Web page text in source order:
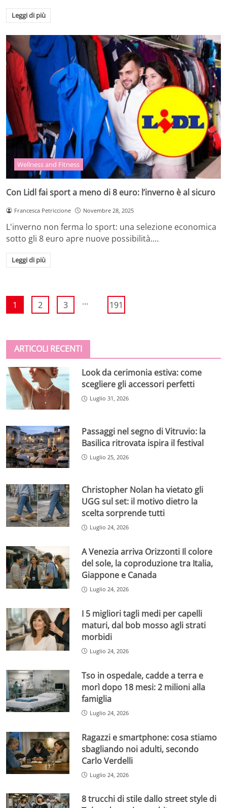
Leggi di più
Wellness and Fitness
Con Lidl fai sport a meno di 8 euro: l’inverno è al sicuro
Francesca Petriccione Novembre 28, 2025
L'inverno non ferma lo sport: una selezione economica
sotto gli 8 euro apre nuove possibilità.…
Leggi di più
1 2 3 ... 191
ARTICOLI RECENTI
Look da cerimonia estiva: come
scegliere gli accessori perfetti
Luglio 31, 2026
Passaggi nel segno di Vitruvio: la
Basilica ritrovata ispira il festival
Luglio 25, 2026
Christopher Nolan ha vietato gli
UGG sul set: il motivo dietro la
scelta sorprende tutti
Luglio 24, 2026
A Venezia arriva Orizzonti Il colore
del sole, la coproduzione tra Italia,
Giappone e Canada
Luglio 24, 2026
I 5 migliori tagli medi per capelli
maturi, dal bob mosso agli strati
morbidi
Luglio 24, 2026
Tso in ospedale, cadde a terra e
morì dopo 18 mesi: 2 milioni alla
famiglia
Luglio 24, 2026
Ragazzi e smartphone: cosa stiamo
sbagliando noi adulti, secondo
Carlo Verdelli
Luglio 24, 2026
8 trucchi di stile dallo street style di